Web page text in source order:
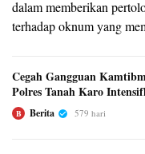
dalam memberikan
terhadap oknum yang
Cegah Gangguan
Polres Tanah Karo
B Berita 579 hari